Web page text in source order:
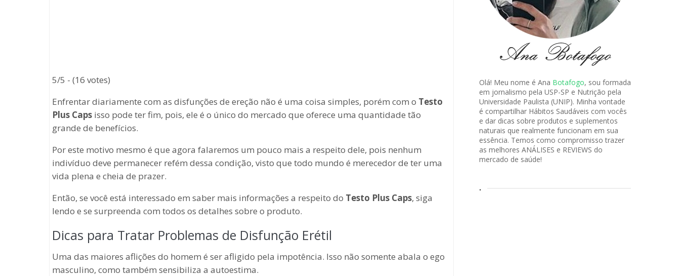
5/5 - (16 votes)
Enfrentar diariamente com as disfunções de ereção não é uma coisa simples, porém com o Testo
Plus Caps isso pode ter fim, pois, ele é o único do mercado que oferece uma quantidade tão
grande de benefícios.
Por este motivo mesmo é que agora falaremos um pouco mais a respeito dele, pois nenhum
indivíduo deve permanecer refém dessa condição, visto que todo mundo é merecedor de ter uma
vida plena e cheia de prazer.
Então, se você está interessado em saber mais informações a respeito do Testo Plus Caps, siga
lendo e se surpreenda com todos os detalhes sobre o produto.
Dicas para Tratar Problemas de Disfunção Erétil
Uma das maiores aflições do homem é ser afligido pela impotência. Isso não somente abala o ego
masculino, como também sensibiliza a autoestima.
Olá! Meu nome é Ana Botafogo, sou formada
em jornalismo pela USP-SP e Nutrição pela
Universidade Paulista (UNIP). Minha vontade
é compartilhar Hábitos Saudáveis com vocês
e dar dicas sobre produtos e suplementos
naturais que realmente funcionam em sua
essência. Temos como compromisso trazer
as melhores ANÁLISES e REVIEWS do
mercado de saúde!
.